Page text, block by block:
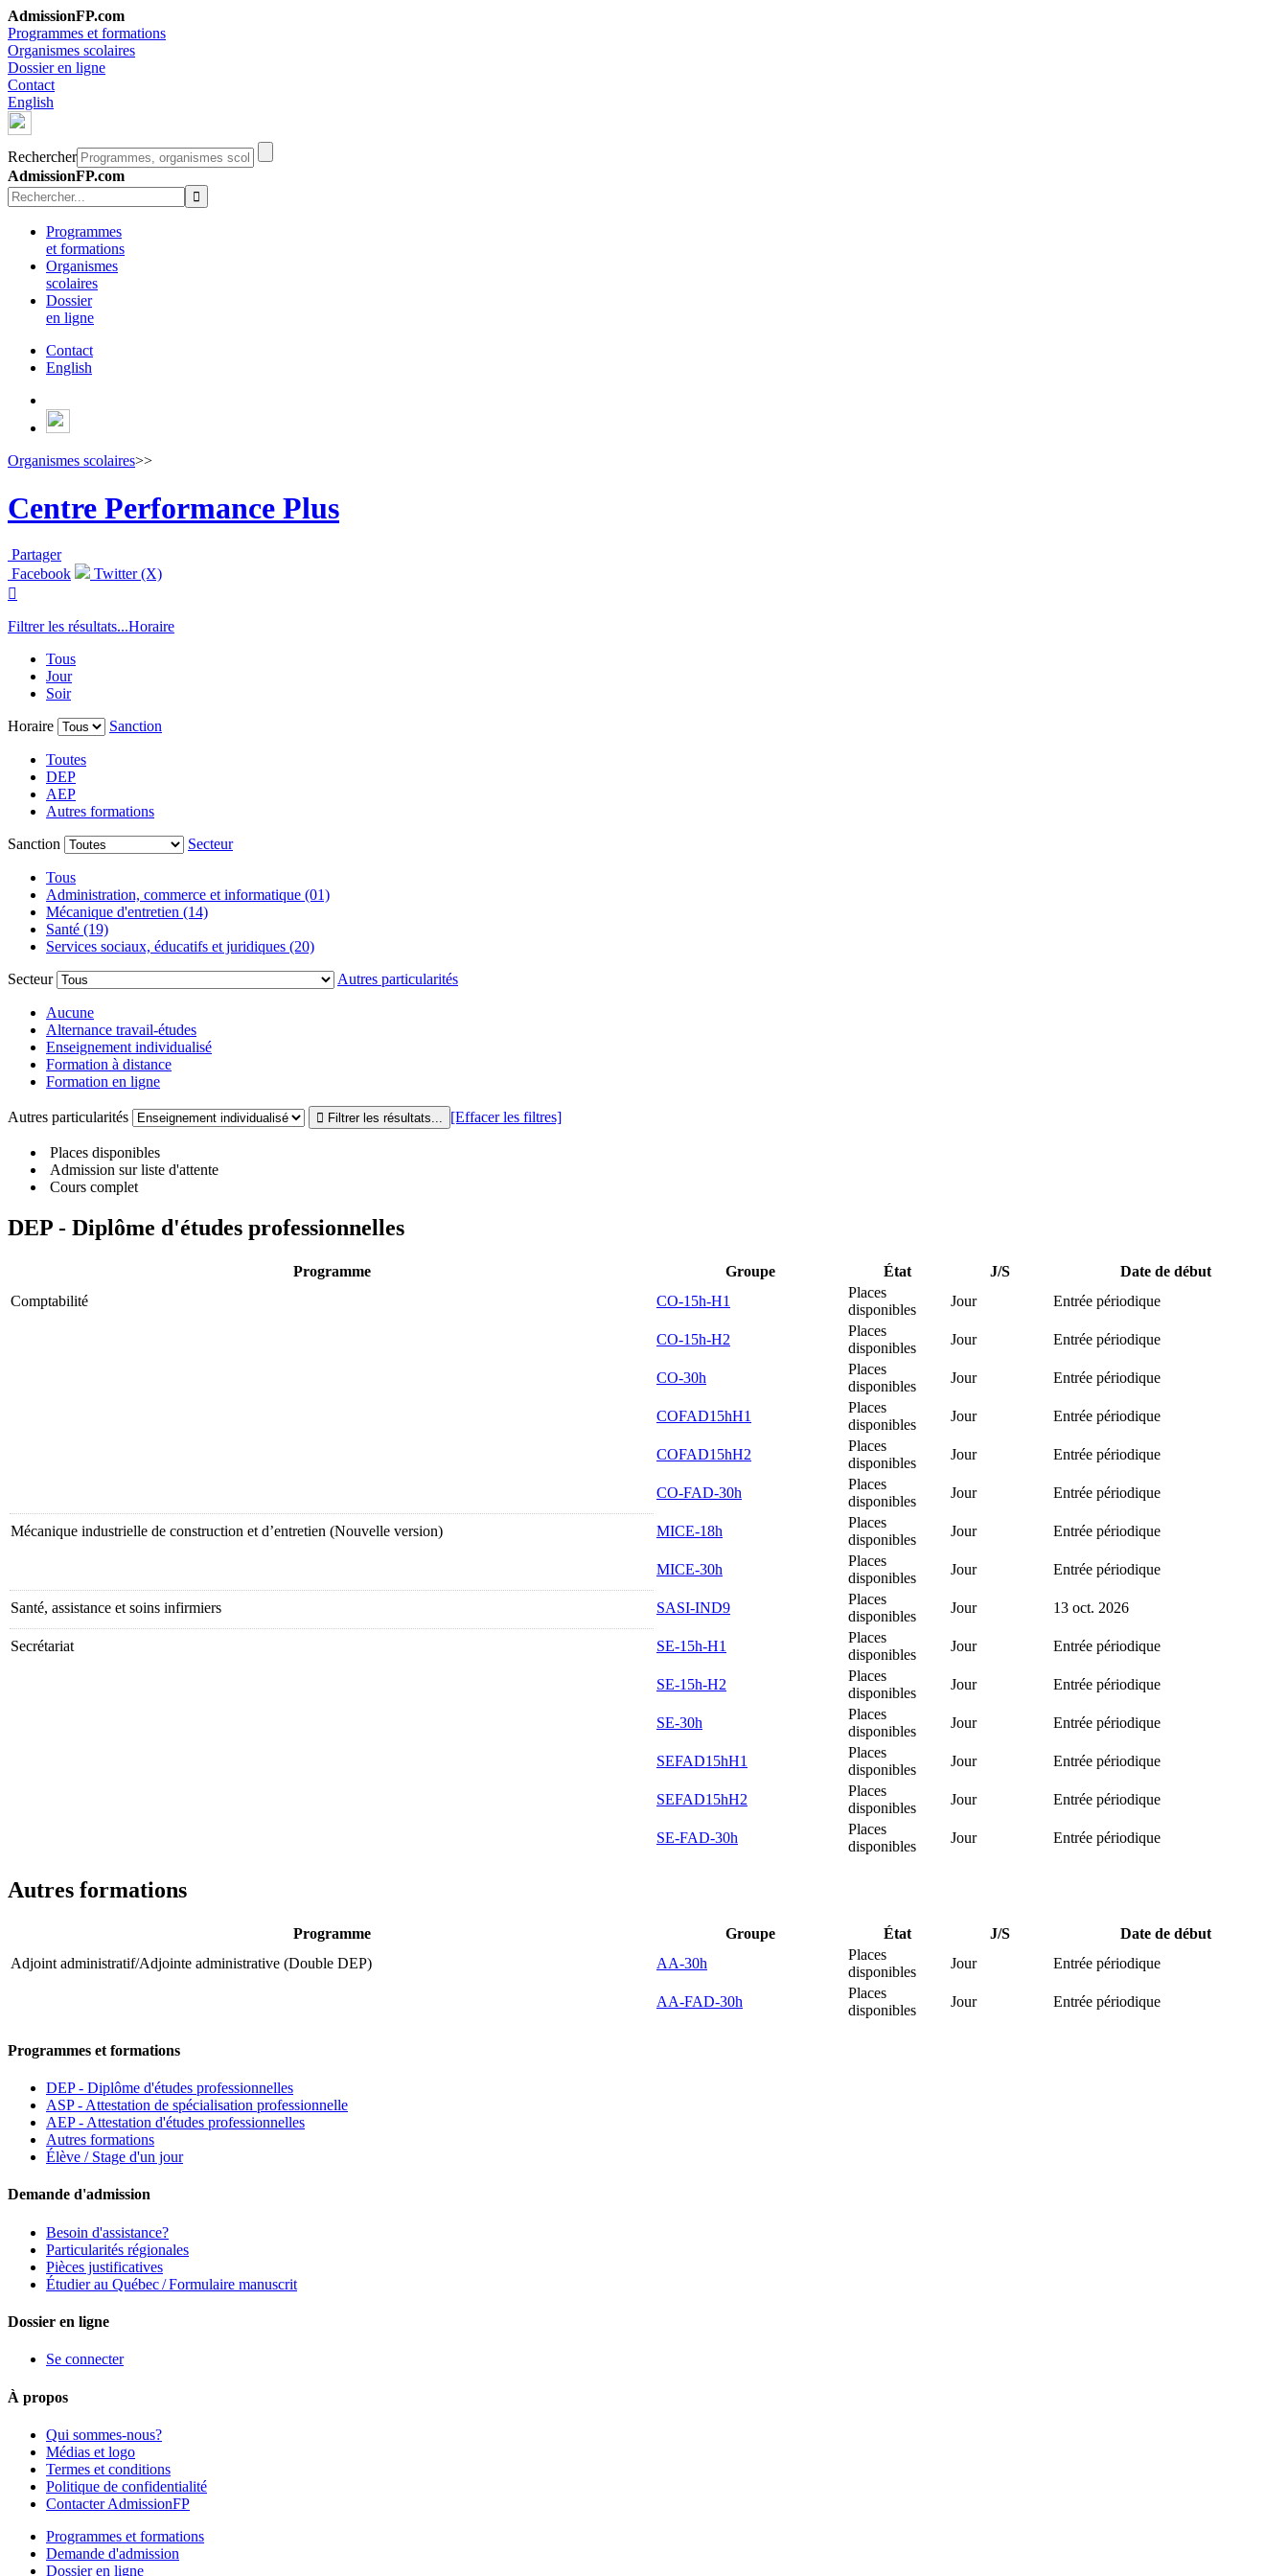
AdmissionFP.com
Programmes et formations
Organismes scolaires
Dossier en ligne
Contact
English
Rechercher
AdmissionFP.com
Programmes
et formations
Organismes
scolaires
Dossier
en ligne
Contact
English
Organismes scolaires>>
Centre Performance Plus
Partager
Facebook
Twitter (X)

Filtrer les résultats...Horaire
Tous
Jour
Soir
Horaire
Sanction
Toutes
DEP
AEP
Autres formations
Sanction
Secteur
Tous
Administration, commerce et informatique (01)
Mécanique d'entretien (14)
Santé (19)
Services sociaux, éducatifs et juridiques (20)
Secteur
Autres particularités
Aucune
Alternance travail-études
Enseignement individualisé
Formation à distance
Formation en ligne
Autres particularités [Effacer les filtres]
Places disponibles
Admission sur liste d'attente
Cours complet
DEP - Diplôme d'études professionnelles
Programme Groupe État J/S
Date de début
Comptabilité
CO-15h-H1
Places
disponibles
Jour Entrée périodique
CO-15h-H2
Places
disponibles
Jour Entrée périodique
CO-30h
Places
disponibles
Jour Entrée périodique
COFAD15hH1
Places
disponibles
Jour Entrée périodique
COFAD15hH2
Places
disponibles
Jour Entrée périodique
CO-FAD-30h
Places
disponibles
Jour Entrée périodique
Mécanique industrielle de construction et d’entretien (Nouvelle version) MICE-18h
Places
disponibles
Jour Entrée périodique
MICE-30h
Places
disponibles
Jour Entrée périodique
Santé, assistance et soins infirmiers SASI-IND9
Places
disponibles
Jour 13 oct. 2026
Secrétariat SE-15h-H1
Places
disponibles
Jour Entrée périodique
SE-15h-H2
Places
disponibles
Jour Entrée périodique
SE-30h
Places
disponibles
Jour Entrée périodique
SEFAD15hH1
Places
disponibles
Jour Entrée périodique
SEFAD15hH2
Places
disponibles
Jour Entrée périodique
SE-FAD-30h
Places
disponibles
Jour Entrée périodique
Autres formations
Programme Groupe État J/S
Date de début
Adjoint administratif/Adjointe administrative (Double DEP)
AA-30h
Places
disponibles
Jour Entrée périodique
AA-FAD-30h
Places
disponibles
Jour Entrée périodique
Programmes et formations
DEP - Diplôme d'études professionnelles
ASP - Attestation de spécialisation professionnelle
AEP - Attestation d'études professionnelles
Autres formations
Élève / Stage d'un jour
Demande d'admission
Besoin d'assistance?
Particularités régionales
Pièces justificatives
Étudier au Québec / Formulaire manuscrit
Dossier en ligne
Se connecter
À propos
Qui sommes-nous?
Médias et logo
Termes et conditions
Politique de confidentialité
Contacter AdmissionFP
Programmes et formations
Demande d'admission
Dossier en ligne